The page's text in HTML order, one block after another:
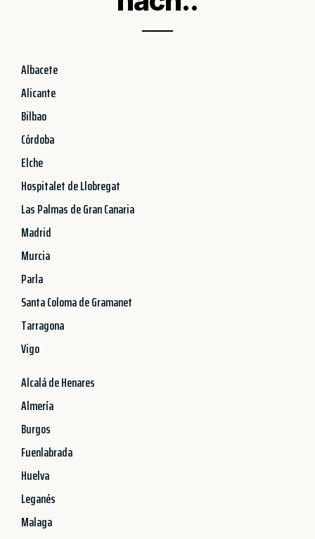
Albacete
Alicante
Bilbao
Córdoba
Elche
Hospitalet de Llobregat
Las Palmas de Gran Canaria
Madrid
Murcia
Parla
Santa Coloma de Gramanet
Tarragona
Vigo
Alcalá de Henares
Almería
Burgos
Fuenlabrada
Huelva
Leganés
Malaga